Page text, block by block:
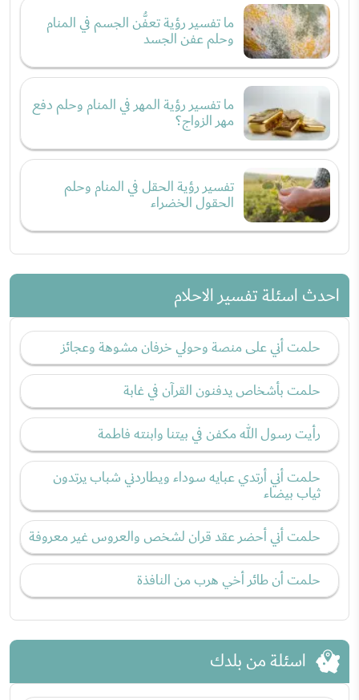
ما تفسير رؤية تعفُّن الجسم في المنام
وحلم عفن الجسد
ما تفسير رؤية المهر في المنام وحلم دفع
مهر الزواج؟
تفسير رؤية الحقل في المنام وحلم
الحقول الخضراء
احدث اسئلة تفسير الاحلام
حلمت أني على منصة وحولي خرفان مشوهة وعجائز
حلمت بأشخاص يدفنون القرآن في غابة
رأيت رسول الله مكفن في بيتنا وابنته فاطمة
حلمت أني أرتدي عبايه سوداء ويطاردني شباب يرتدون
ثياب بيضاء
حلمت أني أحضر عقد قران لشخص والعروس غير معروفة
حلمت أن طائر أخي هرب من النافذة
اسئلة من بلدك